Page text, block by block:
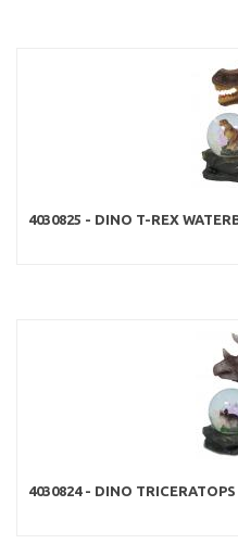
4030825 - DINO T-REX
4030824 - DINO